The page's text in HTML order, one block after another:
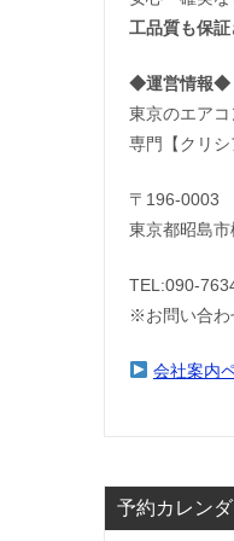
工品質も保証
◆運営情報◆
東京のエア
専門【クリシ
〒196-0003
東京都昭島市
TEL:090-
※お問い合わ
会社案内
予約カレン